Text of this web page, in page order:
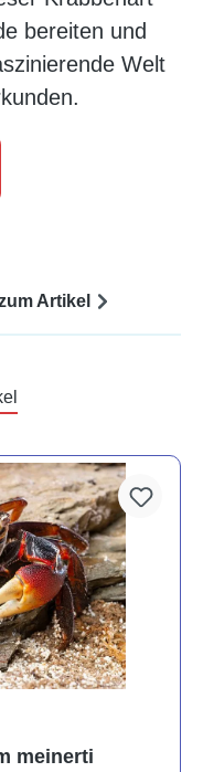
bereiten und
Welt
Artikel
meinerti